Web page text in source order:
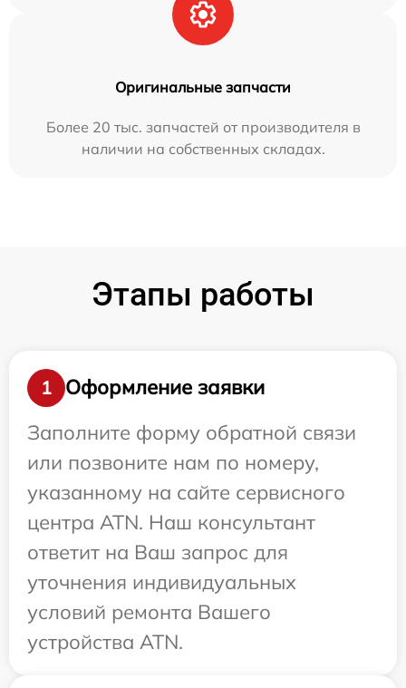
Оригинальные запчасти
Более 20 тыс. запчастей от производителя в
наличии на собственных складах.
Этапы работы
1
Оформление заявки
Заполните форму обратной связи
или позвоните нам по номеру,
указанному на сайте сервисного
центра ATN. Наш консультант
ответит на Ваш запрос для
уточнения индивидуальных
условий ремонта Вашего
устройства ATN.